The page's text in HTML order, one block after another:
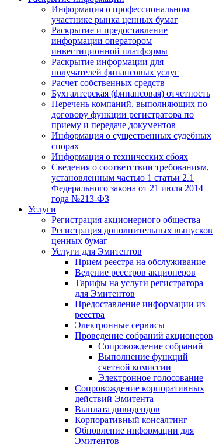
Информация о профессиональном
участнике рынка ценных бумаг
Раскрытие и предоставление
информации оператором
инвестиционной платформы
Раскрытие информации для
получателей финансовых услуг
Расчет собственных средств
Бухгалтерская (финансовая) отчетность
Перечень компаний, выполняющих по
договору функции регистратора по
приему и передаче документов
Информация о существенных судебных
спорах
Информация о технических сбоях
Сведения о соответствии требованиям,
установленным частью 1 статьи 2.1
Федерального закона от 21 июля 2014
года №213-ФЗ
Услуги
Регистрация акционерного общества
Регистрация дополнительных выпусков
ценных бумаг
Услуги для Эмитентов
Прием реестра на обслуживание
Ведение реестров акционеров
Тарифы на услуги регистратора
для Эмитентов
Предоставление информации из
реестра
Электронные сервисы
Проведение собраний акционеров
Сопровождение собраний
Выполнение функций
счетной комиссии
Электронное голосование
Сопровождение корпоративных
действий Эмитента
Выплата дивидендов
Корпоративный консалтинг
Обновление информации для
Эмитентов